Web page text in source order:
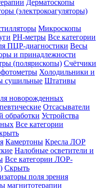
Дерматоскопы
(электрокоагуляторы)
Микроскопы
PH-метры Все категории
ПЦР-диагностики Весы
и принадлежности
(полярископы) Счётчики
Холодильники и
сушильные Штативы
новорожденных
Отсасыватели
обработки Устройства
Все категории
Камертоны Кресла ЛОР
Налобные осветители и
Все категории ЛОР-
Скрыть
поля зрения
магнитотерапии